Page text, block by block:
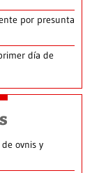
por presunta
día de
ovnis y